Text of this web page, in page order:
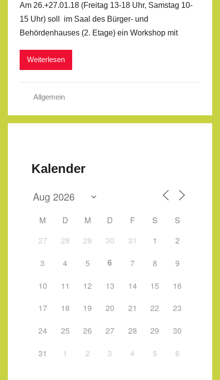
Am 26.+27.01.18 (Freitag 13-18 Uhr, Samstag 10-
15 Uhr) soll im Saal des Bürger- und
Behördenhauses (2. Etage) ein Workshop mit
Weiterlesen
Allgemein
Kalender
M D M D F S
S
27
28 29 30 31 1
2
3
4 5 6 7 8
9
10
11 12 13 14 15
16
17
18 19 20 21 22
23
24
25 26 27 28 29
30
31
1 2 3 4 5 6